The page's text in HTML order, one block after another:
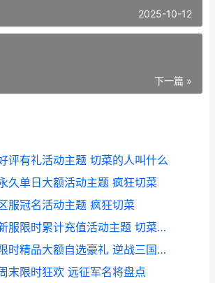
2025-10-12
下一篇 »
评有礼活动主题 切菜的人叫什么
久单日大额活动主题 疯狂切菜
服冠名活动主题 疯狂切菜
《切菜狂人》新服限时累计充值活动主题 切菜的人叫什么
《逆战三国》限时精品大额自选豪礼 逆战三国武器有经验加成吗
末限时狂欢 远征军名将盘点